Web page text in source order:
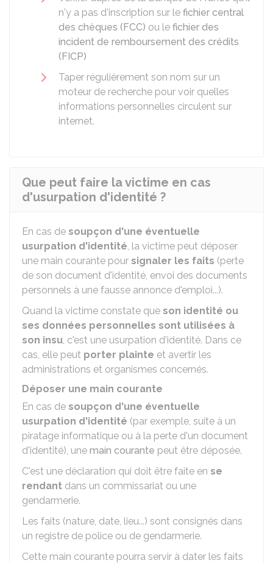
n'y a pas d'inscription sur le fichier central
des chèques (FCC) ou le fichier des
incident de remboursement des crédits
(FICP)
Taper régulièrement son nom sur un
moteur de recherche pour voir quelles
informations personnelles circulent sur
internet.
Que peut faire la victime en cas
d'usurpation d'identité ?
En cas de soupçon d'une éventuelle
usurpation d'identité, la victime peut déposer
une main courante pour signaler les faits (perte
de son document d'identité, envoi des documents
personnels à une fausse annonce d'emploi...).
Quand la victime constate que son identité ou
ses données personnelles sont utilisées à
son insu, c'est une usurpation d'identité. Dans ce
cas, elle peut porter plainte et avertir les
administrations et organismes concernés.
Déposer une main courante
En cas de soupçon d'une éventuelle
usurpation d'identité (par exemple, suite à un
piratage informatique ou à la perte d'un document
d'identité), une main courante peut être déposée.
C'est une déclaration qui doit être faite en se
rendant dans un commissariat ou une
gendarmerie.
Les faits (nature, date, lieu...) sont consignés dans
un registre de police ou de gendarmerie.
Cette main courante pourra servir à dater les faits